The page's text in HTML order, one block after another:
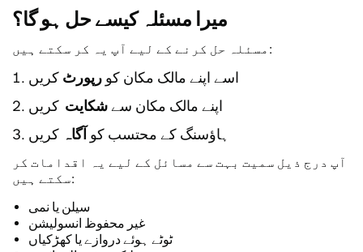
میرا مسئلہ کیسے حل ہو گا؟
مسئلہ حل کرنے کے لیے آپ یہ کر سکتے ہیں:
اسے اپنے مالک مکان کو رپورٹ
اپنے مالک مکان سےشکایت
ہاؤسنگ کے محتسب کو آگاہ
آپ درج ذیل سمیت بہت سے مسائل کے لیے یہ اقدامات کر
سکتے ہیں:
ٹوٹے ہوئے دروازے یا کھڑکیاں